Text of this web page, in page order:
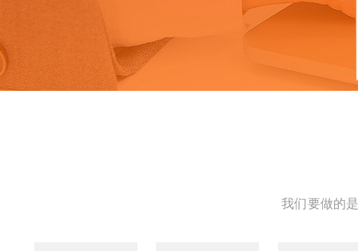
我们要做的